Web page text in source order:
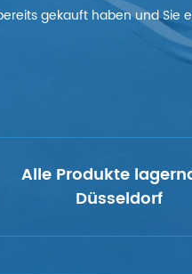
gekauft haben und Sie
Alle Produkte
Düsseldorf